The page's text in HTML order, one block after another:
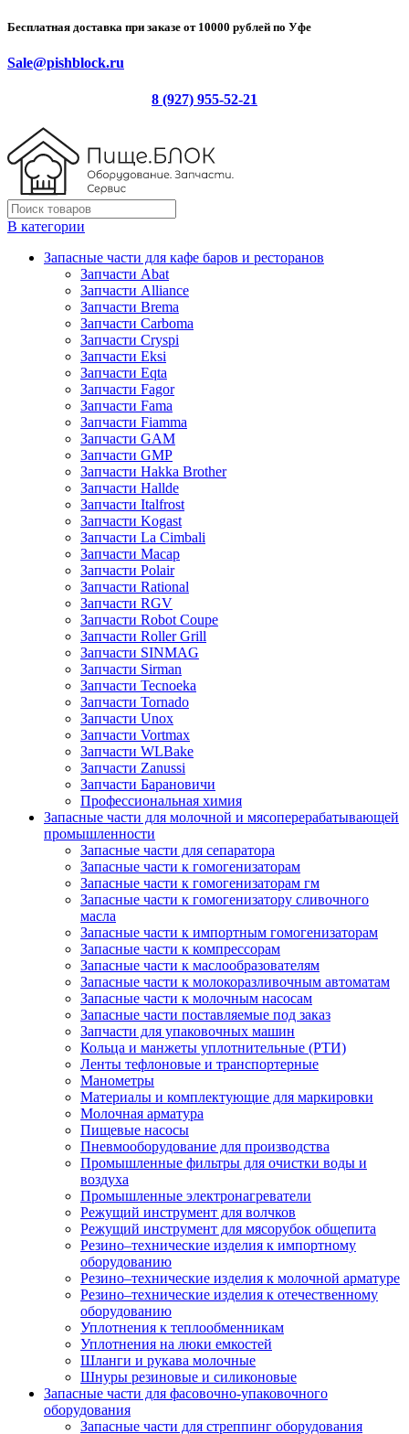
Бесплатная доставка при заказе от 10000 рублей по Уфе
Sale@pishblock.ru
8 (927) 955-52-21
В категории
Запасные части для кафе баров и ресторанов
Запчасти Abat
Запчасти Alliance
Запчасти Brema
Запчасти Carboma
Запчасти Cryspi
Запчасти Eksi
Запчасти Eqta
Запчасти Fagor
Запчасти Fama
Запчасти Fiamma
Запчасти GAM
Запчасти GMP
Запчасти Hakka Brother
Запчасти Hallde
Запчасти Italfrost
Запчасти Kogast
Запчасти La Cimbali
Запчасти Macap
Запчасти Polair
Запчасти Rational
Запчасти RGV
Запчасти Robot Coupe
Запчасти Roller Grill
Запчасти SINMAG
Запчасти Sirman
Запчасти Tecnoeka
Запчасти Tornado
Запчасти Unox
Запчасти Vortmax
Запчасти WLBake
Запчасти Zanussi
Запчасти Барановичи
Профессиональная химия
Запасные части для молочной и мясоперерабатывающей
промышленности
Запасные части для сепаратора
Запасные части к гомогенизаторам
Запасные части к гомогенизаторам гм
Запасные части к гомогенизатору сливочного
масла
Запасные части к импортным гомогенизаторам
Запасные части к компрессорам
Запасные части к маслообразователям
Запасные части к молокоразливочным автоматам
Запасные части к молочным насосам
Запасные части поставляемые под заказ
Запчасти для упаковочных машин
Кольца и манжеты уплотнительные (РТИ)
Ленты тефлоновые и транспортерные
Манометры
Материалы и комплектующие для маркировки
Молочная арматура
Пищевые насосы
Пневмооборудование для производства
Промышленные фильтры для очистки воды и
воздуха
Промышленные электронагреватели
Режущий инструмент для волчков
Режущий инструмент для мясорубок общепита
Резино–технические изделия к импортному
оборудованию
Резино–технические изделия к молочной арматуре
Резино–технические изделия к отечественному
оборудованию
Уплотнения к теплообменникам
Уплотнения на люки емкостей
Шланги и рукава молочные
Шнуры резиновые и силиконовые
Запасные части для фасовочно-упаковочного
оборудования
Запасные части для стреппинг оборудования